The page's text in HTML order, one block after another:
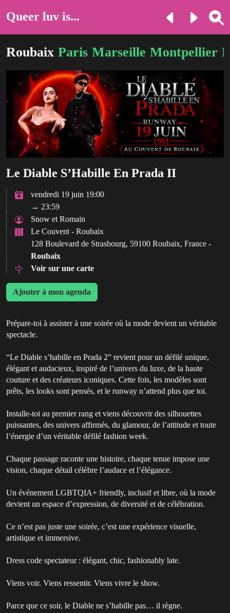
Queer luv is...
Roubaix Paris Marseille Montpellier
Le Diable S’Habille En Prada II
vendredi 19 juin 19:00
→ 23:59
Snow et Romain
Le Couvent - Roubaix
128 Boulevard de Strasbourg, 59100 Roubaix, France -
Roubaix
Voir sur une carte
Ajouter à mon agenda
Prépare-toi à assister à une soirée où la mode devient un véritable
spectacle.
“Le Diable s’habille en Prada 2” revient pour un défilé unique,
élégant et audacieux, inspiré de l’univers du luxe, de la haute
couture et des créateurs iconiques. Cette fois, les modèles sont
prêts, les looks sont pensés, et le runway n’attend plus que toi.
Installe-toi au premier rang et viens découvrir des silhouettes
puissantes, des univers affirmés, du glamour, de l’attitude et toute
l’énergie d’un véritable défilé fashion week.
Chaque passage raconte une histoire, chaque tenue impose une
vision, chaque détail célèbre l’audace et l’élégance.
Un événement LGBTQIA+ friendly, inclusif et libre, où la mode
devient un espace d’expression, de diversité et de célébration.
Ce n’est pas juste une soirée, c’est une expérience visuelle,
artistique et immersive.
Dress code spectateur : élégant, chic, fashionably late.
Viens voir. Viens ressentir. Viens vivre le show.
Parce que ce soir, le Diable ne s’habille pas… il règne.